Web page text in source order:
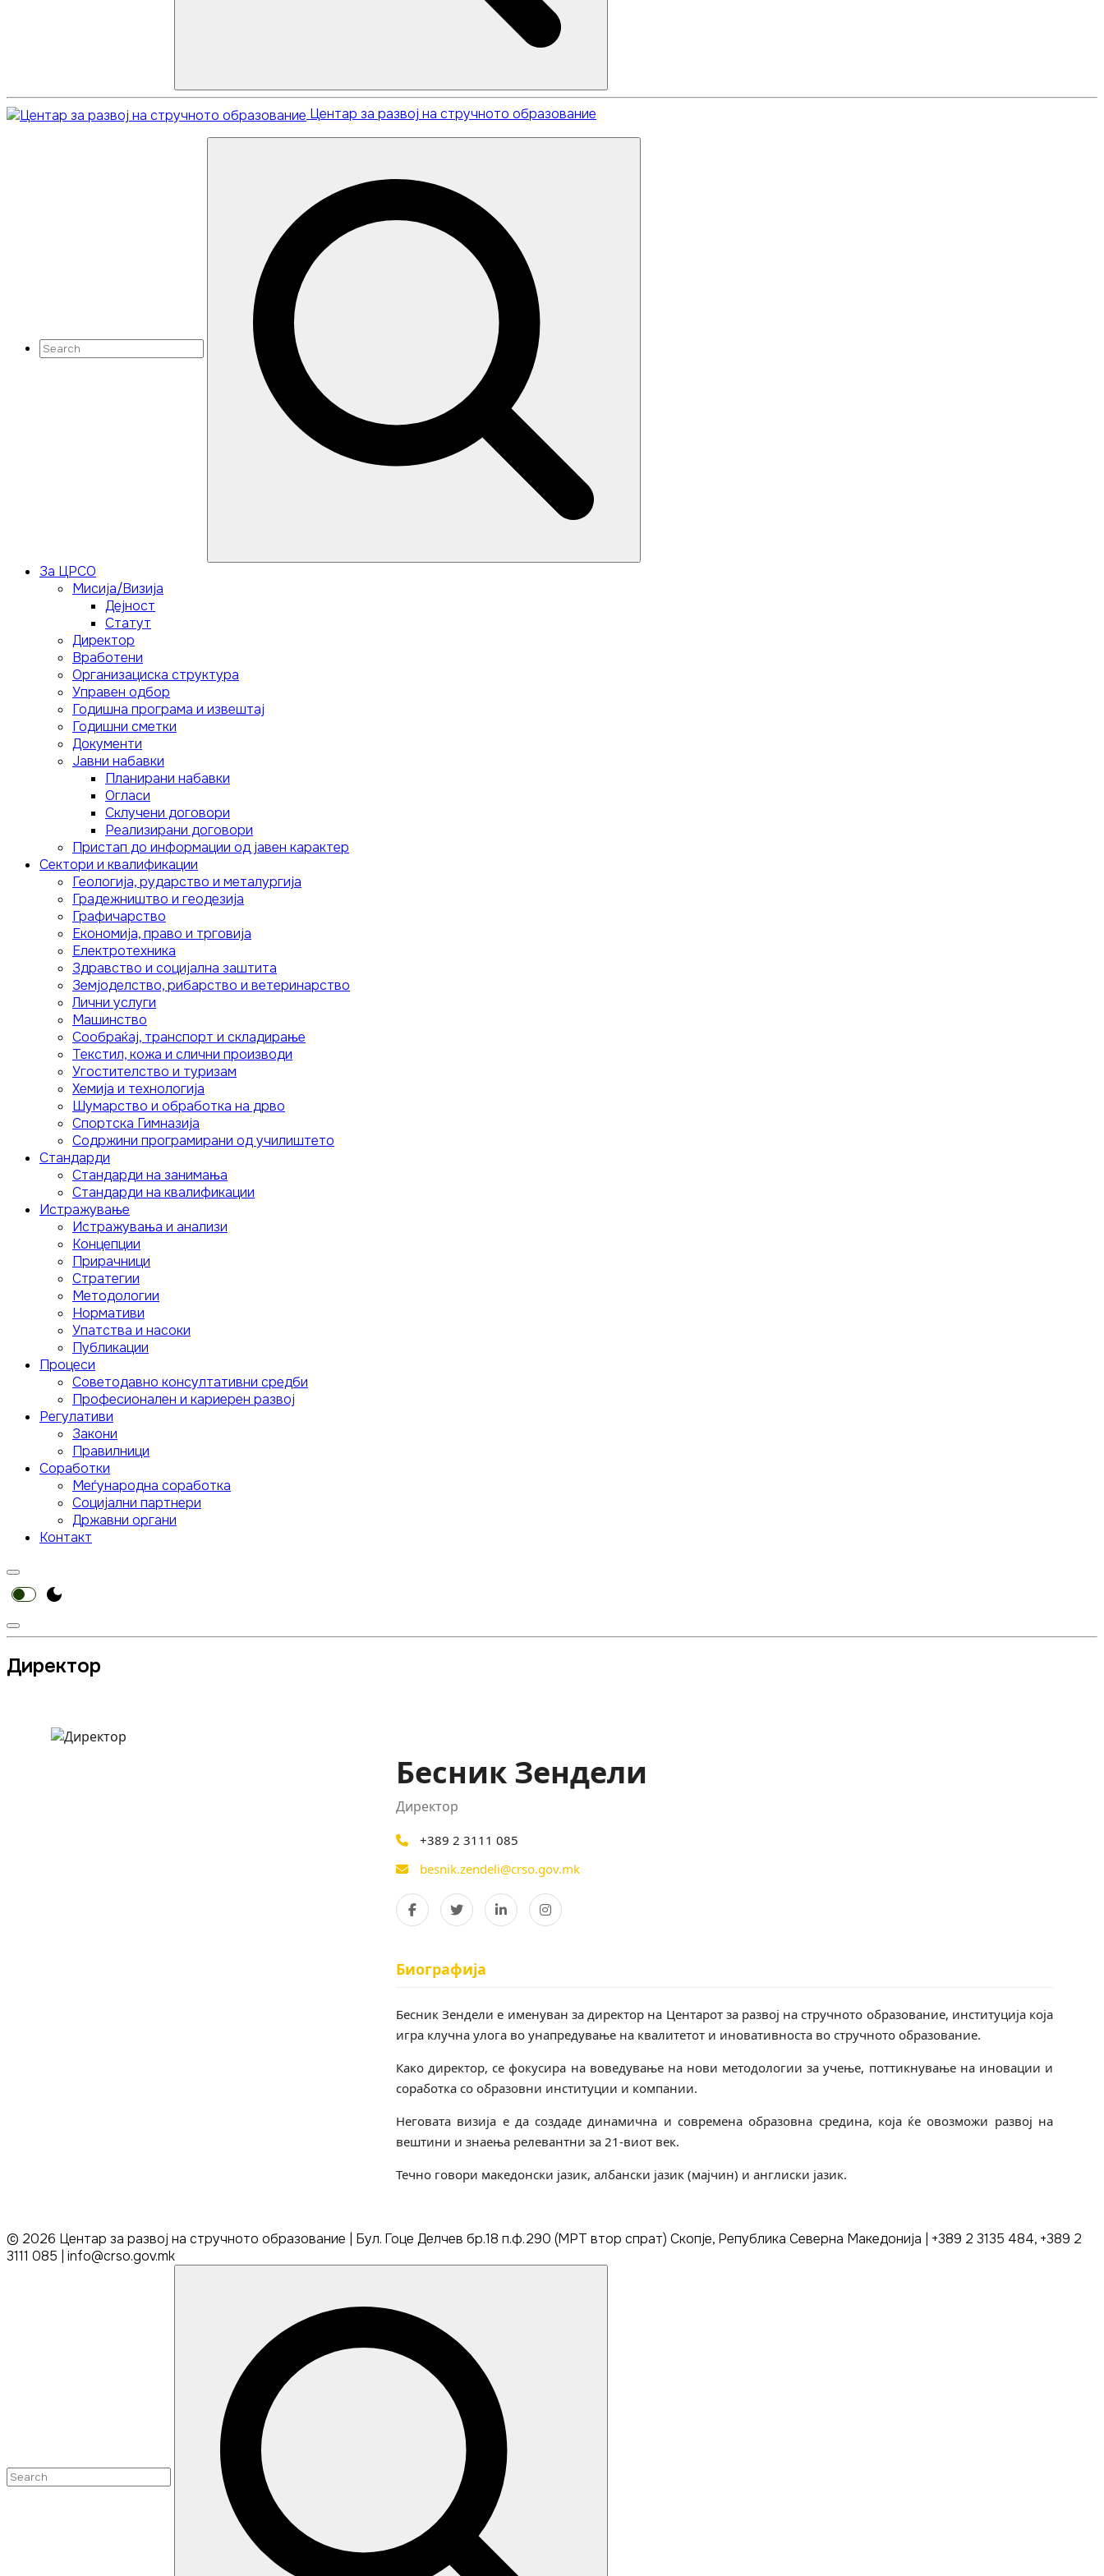
Search
Центар за развој на стручното образование
Search
Search
За ЦРСО
Мисија/Визија
Дејност
Статут
Директор
Вработени
Организациска структура
Управен одбор
Годишна програма и извештај
Годишни сметки
Документи
Јавни набавки
Планирани набавки
Огласи
Склучени договори
Реализирани договори
Пристап до информации од јавен карактер
Сектори и квалификации
Геологија, рударство и металургија
Градежништво и геодезија
Графичарство
Економија, право и трговија
Електротехника
Здравство и социјална заштита
Земјоделство, рибарство и ветеринарство
Лични услуги
Mашинство
Сообраќај, транспорт и складирање
Текстил, кожа и слични производи
Угостителство и туризам
Хемија и технологија
Шумарство и обработка на дрво
Спортска Гимназија
Содржини програмирани од училиштето
Стандарди
Стандарди на занимања
Стандарди на квалификации
Истражување
Истражувања и анализи
Концепции
Прирачници
Стратегии
Методологии
Нормативи
Упатства и насоки
Публикации
Процеси
Советодавно консултативни средби
Професионален и кариерен развој
Регулативи
Закони
Правилници
Соработки
Меѓународна соработка
Социјални партнери
Државни органи
Контакт
Директор
Бесник Зендели
Директор
+389 2 3111 085
besnik.zendeli@crso.gov.mk
Биографија
Бесник Зендели е именуван за директор на Центарот за развој на стручното образование, институција која
игра клучна улога во унапредување на квалитетот и иновативноста во стручното образование.
Како директор, се фокусира на воведување на нови методологии за учење, поттикнување на иновации и
соработка со образовни институции и компании.
Неговата визија е да создаде динамична и современа образовна средина, која ќе овозможи развој на
вештини и знаења релевантни за 21-виот век.
Течно говори македонски јазик, албански јазик (мајчин) и англиски јазик.
© 2026 Центар за развој на стручното образование | Бул. Гоце Делчев бр.18 п.ф.290 (МРТ втор спрат) Скопје, Република Северна Македонија | +389 2 3135 484, +389 2
3111 085 | info@crso.gov.mk
Search